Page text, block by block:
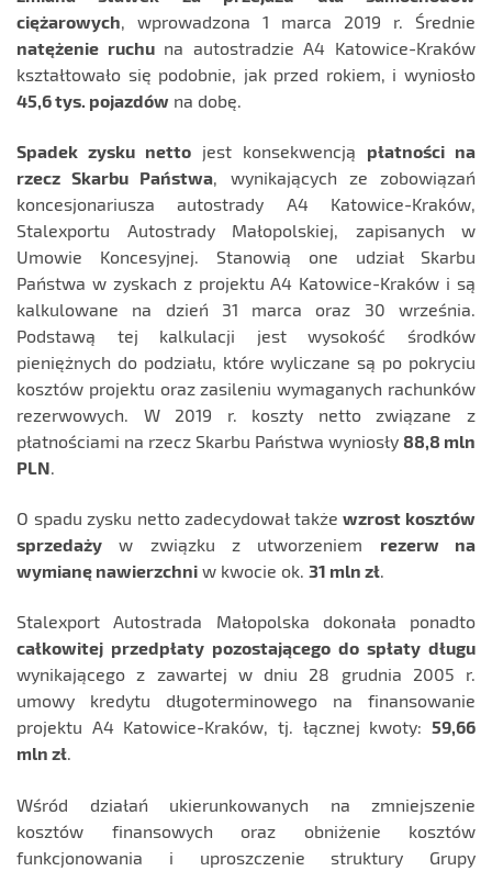
ciężarowych , wprowadzona 1 marca 2019 r. Średnie
natężenie ruchuna autostradzie A4 Katowice-Kraków
kształtowało się podobnie, jak przed rokiem, i wyniosło
45,6 tys. pojazdów na dobę.
Spadek zysku netto jest konsekwencją płatności na
rzecz Skarbu Państwa, wynikających ze zobowiązań
koncesjonariusza autostrady A4 Katowice-Kraków,
Stalexportu Autostrady Małopolskiej, zapisanych w
Umowie Koncesyjnej. Stanowią one udział Skarbu
Państwa w zyskach z projektu A4 Katowice-Kraków i są
kalkulowane na dzień 31 marca oraz 30 września.
Podstawą tej kalkulacji jest wysokość środków
pieniężnych do podziału, które wyliczane są po pokryciu
kosztów projektu oraz zasileniu wymaganych rachunków
rezerwowych. W 2019 r. koszty netto związane z
płatnościami na rzecz Skarbu Państwa wyniosły 88,8 mln
PLN.
O spadu zysku netto zadecydował takżewzrost kosztów
sprzedaży w związku z utworzeniem rezerw na
wymianę nawierzchni w kwocie ok. 31 mln zł.
Stalexport Autostrada Małopolska dokonała ponadto
całkowitej przedpłaty pozostającego do spłaty długu
wynikającego z zawartej w dniu 28 grudnia 2005 r.
umowy kredytu długoterminowego na finansowanie
projektu A4 Katowice-Kraków, tj. łącznej kwoty: 59,66
mln zł.
Wśród działań ukierunkowanych na zmniejszenie
kosztów finansowych oraz obniżenie kosztów
funkcjonowania i uproszczenie struktury Grupy